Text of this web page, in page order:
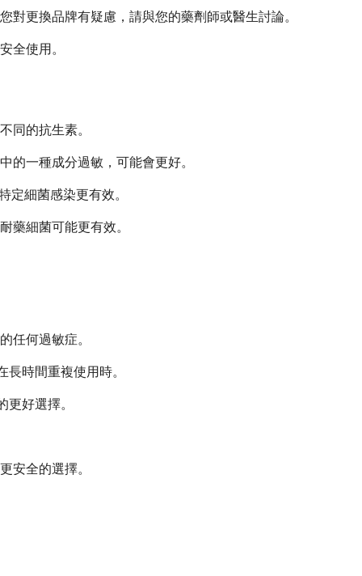
更換品牌有疑慮，請與您的藥劑師或醫生討論。
全使用。
同的抗生素。
的一種成分過敏，可能會更好。
定細菌感染更有效。
藥細菌可能更有效。
任何過敏症。
時間重複使用時。
好選擇。
安全的選擇。